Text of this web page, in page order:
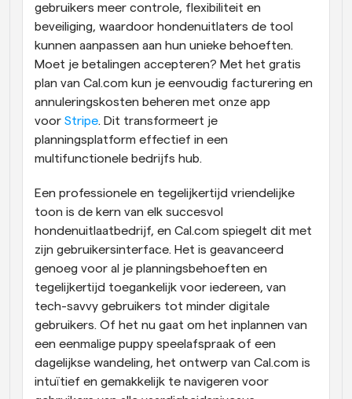
gebruikers meer controle, flexibiliteit en
beveiliging, waardoor hondenuitlaters de tool
kunnen aanpassen aan hun unieke behoeften.
Moet je betalingen accepteren? Met het gratis
plan van Cal.com kun je eenvoudig facturering en
annuleringskosten beheren met onze app
voor Stripe. Dit transformeert je
planningsplatform effectief in een
multifunctionele bedrijfs hub.
Een professionele en tegelijkertijd vriendelijke
toon is de kern van elk succesvol
hondenuitlaatbedrijf, en Cal.com spiegelt dit met
zijn gebruikersinterface. Het is geavanceerd
genoeg voor al je planningsbehoeften en
tegelijkertijd toegankelijk voor iedereen, van
tech-savvy gebruikers tot minder digitale
gebruikers. Of het nu gaat om het inplannen van
een eenmalige puppy speelafspraak of een
dagelijkse wandeling, het ontwerp van Cal.com is
intuïtief en gemakkelijk te navigeren voor